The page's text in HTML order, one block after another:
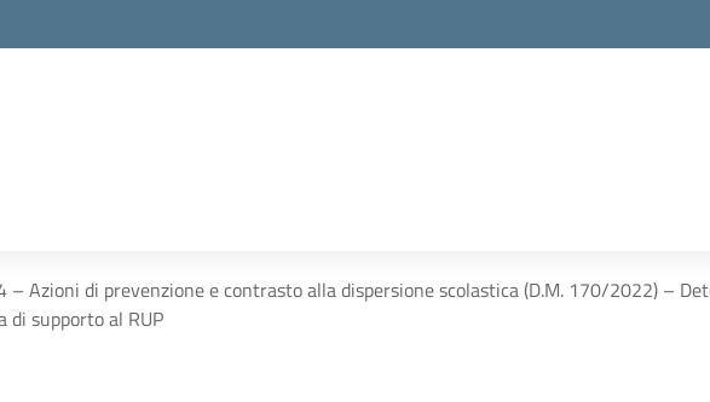
– Azioni di prevenzione e contrasto alla dispersione scolastica (D.M. 170/2022) –
di supporto al RUP